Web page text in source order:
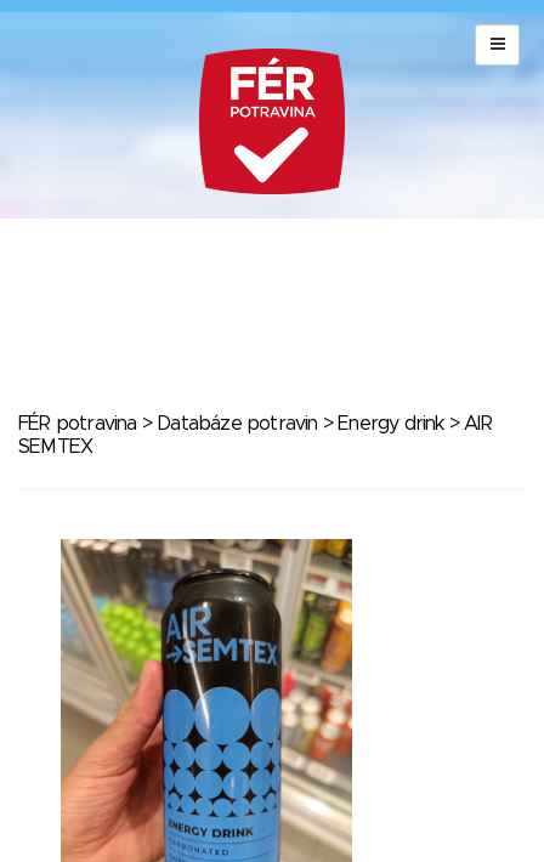
FÉR potravina > Databáze potravin > Energy drink> AIR
SEMTEX